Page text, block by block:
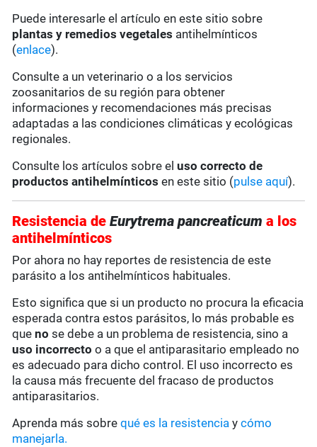
Puede interesarle el artículo en este sitio sobre
plantas y remedios vegetales antihelmínticos
(enlace).
Consulte a un veterinario o a los servicios
zoosanitarios de su región para obtener
informaciones y recomendaciones más precisas
adaptadas a las condiciones climáticas y ecológicas
regionales.
Consulte los artículos sobre eluso correcto de
productos antihelmínticos en este sitio (pulse aquí).
Resistencia deEurytrema pancreaticuma los
antihelmínticos
Por ahora no hay reportes de resistencia de este
parásito a los antihelmínticos habituales.
Esto significa que si un producto no procura la eficacia
esperada contra estos parásitos, lo más probable es
queno se debe a un problema de resistencia, sino a
uso incorrecto o a que el antiparasitario empleado no
es adecuado para dicho control. El uso incorrecto es
la causa más frecuente del fracaso de productos
antiparasitarios.
Aprenda más sobrequé es la resistencia ycómo
manejarla.